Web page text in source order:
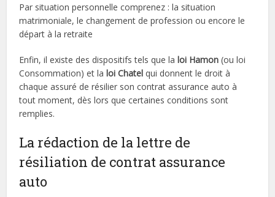
Par situation personnelle comprenez : la situation
matrimoniale, le changement de profession ou encore le
départ à la retraite
Enfin, il existe des dispositifs tels que laloi Hamon(ou loi
Consommation) et laloi Chatelqui donnent le droit à
chaque assuré de résilier son contrat assurance auto à
tout moment, dès lors que certaines conditions sont
remplies.
La rédaction de la lettre de
résiliation de contrat assurance
auto